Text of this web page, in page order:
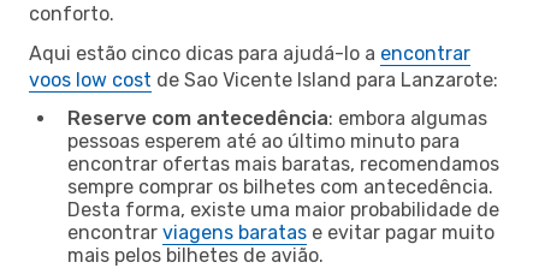
conforto.
Aqui estão cinco dicas para ajudá-lo a encontrar
voos low cost de Sao Vicente Island para Lanzarote:
Reserve com antecedência: embora algumas
pessoas esperem até ao último minuto para
encontrar ofertas mais baratas, recomendamos
sempre comprar os bilhetes com antecedência.
Desta forma, existe uma maior probabilidade de
encontrar viagens baratas e evitar pagar muito
mais pelos bilhetes de avião.